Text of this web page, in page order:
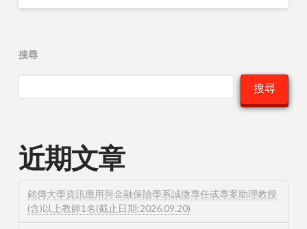
搜尋
搜尋
近期文章
銘傳大學資訊應用與金融保險學系誠徵專任或專案助理教授
(含)以上教師1名(截止日期:2026.09.20)